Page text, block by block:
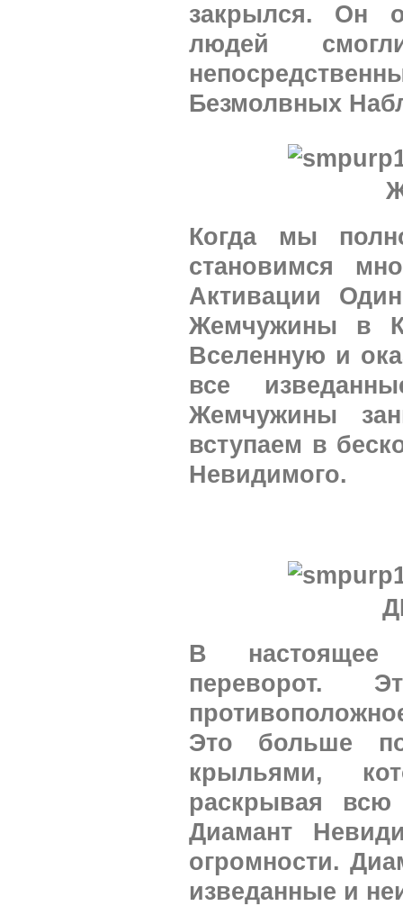
закрылся. Он
людей
Безмолвных
Когда мы
становимся
Активации
Жемчужины в
Вселенную и
все
Жемчужины
вступаем в
Невидимого.
В настоящее
переворот.
Это больше
крыльями,
раскрывая всю
Диамант
огромности.
изведанные и